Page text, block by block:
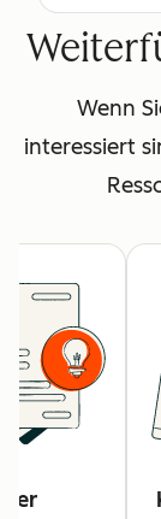
Wenn
interessiert